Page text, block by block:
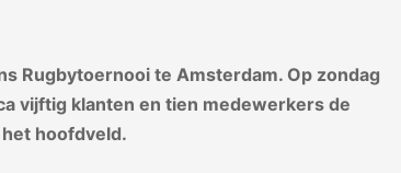
Rugbytoernooi te Amsterdam. Op zondag
vijftig klanten en tien medewerkers de
hoofdveld.